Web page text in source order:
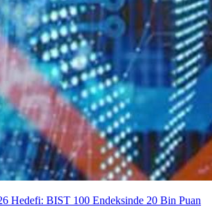
Hedefi: BIST 100 Endeksinde 20 Bin Puan